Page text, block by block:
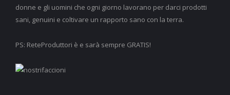
donne e gli uomini che ogni giorno lavorano per darci prodotti
sani, genuini e coltivare un rapporto sano con la terra.
PS: ReteProduttori è e sarà sempre GRATIS!